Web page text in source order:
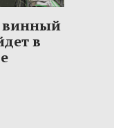
винный
в